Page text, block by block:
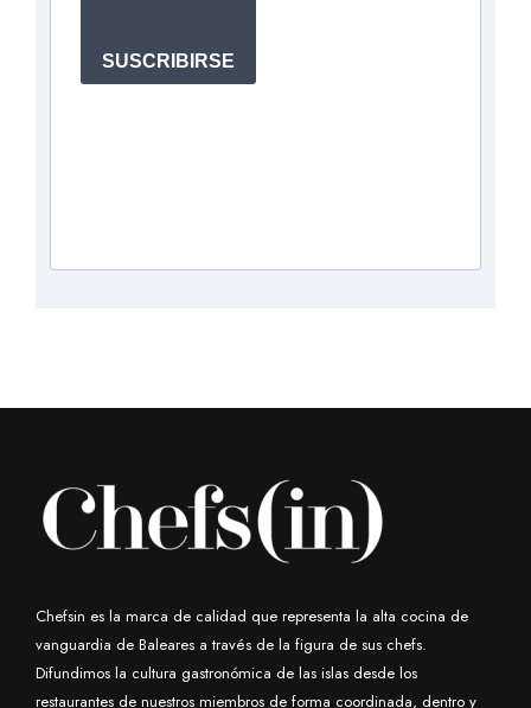
SUSCRIBIRSE
Chefsin es la marca de calidad que representa la alta cocina de
vanguardia de Baleares a través de la figura de sus chefs.
Difundimos la cultura gastronómica de las islas desde los
restaurantes de nuestros miembros de forma coordinada, dentro y